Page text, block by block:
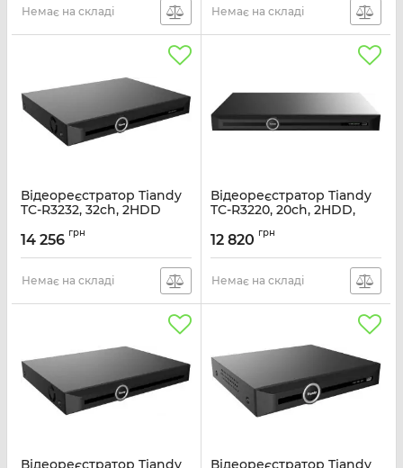
Немає на складі Немає на складі
Відеореєстратор Tiandy
TC-R3232, 32ch, 2HDD
14 256 грн
Немає на складі
Відеореєстратор Tiandy
TC-R3220, 20ch, 2HDD,
Артикул: TC-R3220
12 820 грн
Немає на складі
Відеореєстратор Tiandy
Відеореєстратор Tiandy